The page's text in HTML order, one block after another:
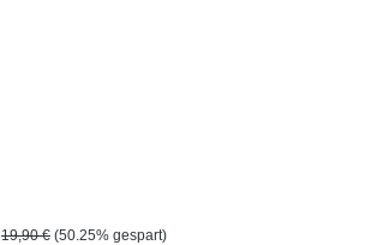
Regulärer Preis:
19,90 € (50.25% gespart)